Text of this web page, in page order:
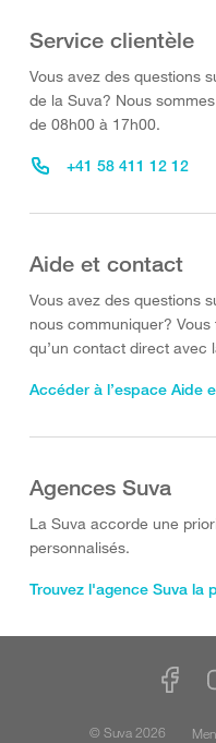
Service clientèle
Vous avez des questions
de la Suva? Nous
de 08h00 à 17h00.
+41 58 411 12 12
Aide et contact
Vous avez des questions
nous communiquer?
qu’un contact direct avec
Accéder à l’espace Aide
Agences Suva
La Suva accorde une
personnalisés.
Trouvez l'agence Suva la
© Suva 2026